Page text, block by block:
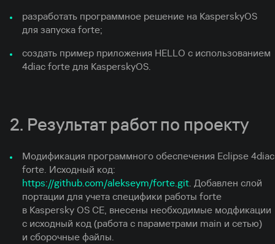
разработать программное решение на KasperskyOS
для запуска forte;
создать пример приложения HELLO с использованием
4diac forte для KasperskyOS.
2. Результат работ по проекту
Модификация программного обеспечения Eclipse 4diac
forte. Исходный код:
https://github.com/alekseym/forte.git. Добавлен слой
портации для учета специфики работы forte
в Kaspersky OS CE, внесены необходимые модфикации
с исходный код (работа с параметрами main и сетью)
и сборочные файлы.